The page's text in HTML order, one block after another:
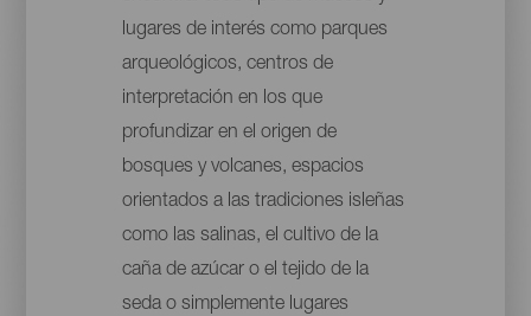
lugares de interés como parques
arqueológicos, centros de
interpretación en los que
profundizar en el origen de
bosques y volcanes, espacios
orientados a las tradiciones isleñas
como las salinas, el cultivo de la
caña de azúcar o el tejido de la
seda o simplemente lugares